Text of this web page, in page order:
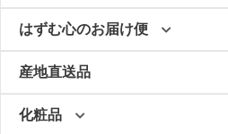
はずむ心のお届け便
産地直送品
化粧品